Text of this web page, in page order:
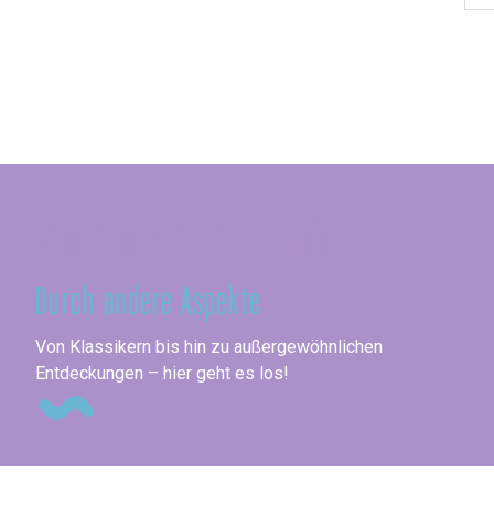
Durch andere Aspekte
Von Klassikern bis hin zu außergewöhnlichen
Entdeckungen – hier geht es los!